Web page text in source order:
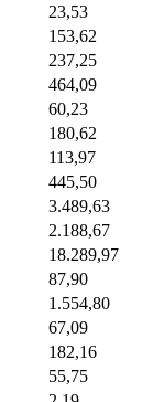
23,53
153,62
237,25
464,09
60,23
180,62
113,97
445,50
3.489,63
2.188,67
18.289,97
87,90
1.554,80
67,09
182,16
55,75